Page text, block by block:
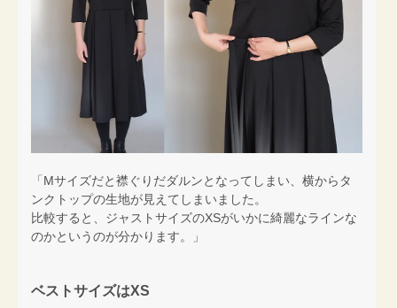
「Mサイズだと襟ぐりだダルンとなってしまい、横からタ
ンクトップの生地が見えてしまいました。
比較すると、ジャストサイズのXSがいかに綺麗なラインな
のかというのが分かります。」
ベストサイズはXS